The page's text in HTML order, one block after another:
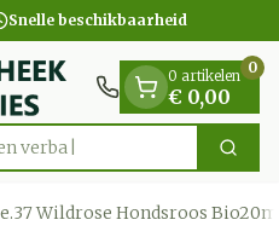
Snelle beschikbaarheid
Zoek
0 artikelen
€ 0,00
0
Wildrose Hondsroos